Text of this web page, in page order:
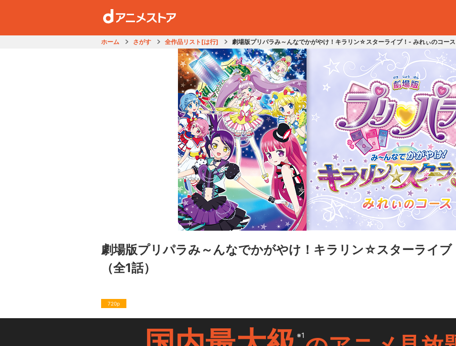
ホーム さがす 全作品リスト[は行] 劇場版プリパラみ～んなでかがやけ！キラリン☆スターライブ！- みれぃのコース
劇場版プリパラみ～んなでかがやけ！キラリン☆スターライブ
（全1話）
720p
※1